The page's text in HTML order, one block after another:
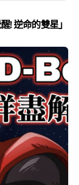
! 逆命的雙星」